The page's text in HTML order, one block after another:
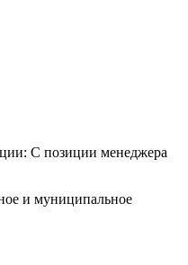
С позиции менеджера
и муниципальное